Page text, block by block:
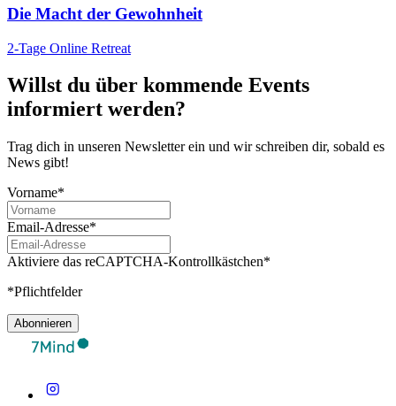
Die Macht der Gewohnheit
2-Tage Online Retreat
Willst du über kommende Events
informiert werden?
Trag dich in unseren Newsletter ein und wir schreiben dir, sobald es
News gibt!
Vorname*
Email-Adresse*
Aktiviere das reCAPTCHA-Kontrollkästchen*
*Pflichtfelder
Abonnieren